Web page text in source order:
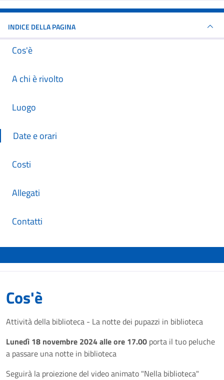
INDICE DELLA PAGINA
Cos'è
A chi è rivolto
Luogo
Date e orari
Costi
Allegati
Contatti
Cos'è
Attività della biblioteca - La notte dei pupazzi in biblioteca
Lunedì 18 novembre 2024 alle ore 17.00 porta il tuo peluche
a passare una notte in biblioteca
Seguirà la proiezione del video animato "Nella biblioteca"